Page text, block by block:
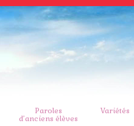
Paroles
d’anciens élèves
Variétés